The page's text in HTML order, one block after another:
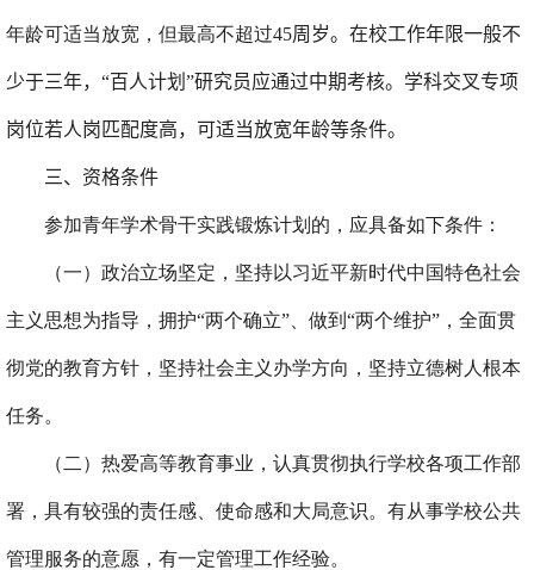
年龄可适当放宽，但最高不超过45周岁。 在校工作年限一般不
少于三年， “百人计划”研究员应通过中期考核。 学科交叉专项
岗位若人岗匹配度高，可适当放宽年龄等条件。
三、资格条件
参加青年学术骨干实践锻炼计划的，应具备如下条件：
（一）政治立场坚定，坚持以习近平新时代中国特色社会
主义思想为指导，拥护“两个确立”、做到“两个维护”，全面贯
彻党的教育方针，坚持社会主义办学方向，坚持立德树人根本
任务。
（二）热爱高等教育事业，认真贯彻执行学校各项工作部
署，具有较强的责任感、使命感和大局意识。有从事学校公共
管理服务的意愿，有一定管理工作经验。